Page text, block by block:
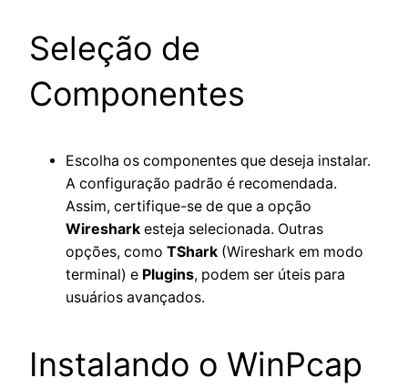
Seleção de
Componentes
Escolha os componentes que deseja instalar.
A configuração padrão é recomendada.
Assim, certifique-se de que a opção
Wireshark esteja selecionada. Outras
opções, como TShark (Wireshark em modo
terminal) e Plugins, podem ser úteis para
usuários avançados.
Instalando o WinPcap